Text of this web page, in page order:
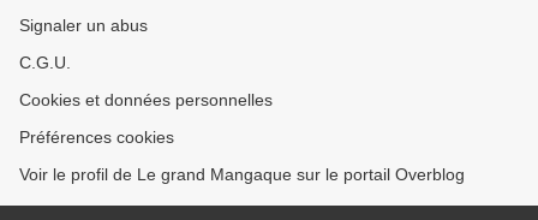
Signaler un abus
C.G.U.
Cookies et données personnelles
Préférences cookies
Voir le profil de Le grand Mangaque sur le portail Overblog